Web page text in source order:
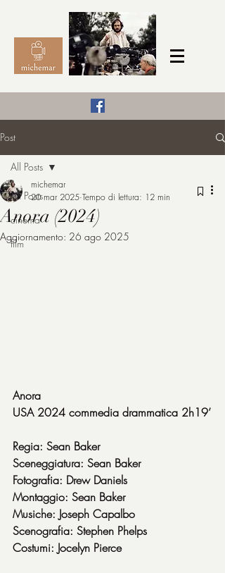
michemar
Post
All Posts
cinema
film
All Posts
Anora (2024)
michemar
20 mar 2025 Tempo di lettura: 12 min
Aggiornamento: 26 ago 2025
Anora
USA 2024 commedia drammatica 2h19’
Regia: Sean Baker
Sceneggiatura: Sean Baker
Fotografia: Drew Daniels
Montaggio: Sean Baker
Musiche: Joseph Capalbo
Scenografia: Stephen Phelps
Costumi: Jocelyn Pierce